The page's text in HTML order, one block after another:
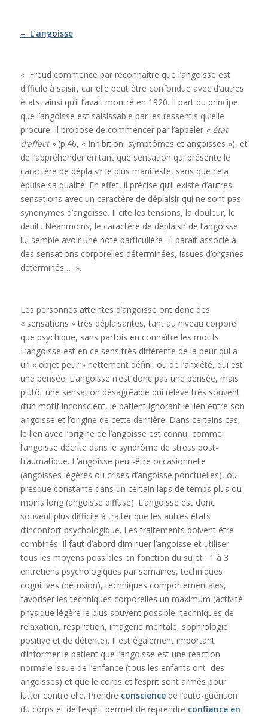
– L’angoisse
« Freud commence par reconnaître que l’angoisse est
difficile à saisir, car elle peut être confondue avec d’autres
états, ainsi qu’il l’avait montré en 1920. Il part du principe
que l’angoisse est saisissable par les ressentis qu’elle
procure. Il propose de commencer par l’appeler « état
d’affect »(p.46, « Inhibition, symptômes et angoisses »), et
de l’appréhender en tant que sensation qui présente le
caractère de déplaisir le plus manifeste, sans que cela
épuise sa qualité. En effet, il précise qu’il existe d’autres
sensations avec un caractère de déplaisir qui ne sont pas
synonymes d’angoisse. Il cite les tensions, la douleur, le
deuil…Néanmoins, le caractère de déplaisir de l’angoisse
lui semble avoir une note particulière : il paraît associé à
des sensations corporelles déterminées, issues d’organes
déterminés … ».
Les personnes atteintes d’angoisse ont donc des
« sensations » très déplaisantes, tant au niveau corporel
que psychique, sans parfois en connaître les motifs.
L’angoisse est en ce sens très différente de la peur qui a
un « objet peur » nettement défini, ou de l’anxiété, qui est
une pensée. L’angoisse n’est donc pas une pensée, mais
plutôt une sensation désagréable qui relève très souvent
d’un motif inconscient, le patient ignorant le lien entre son
angoisse et l’origine de cette dernière. Dans certains cas,
le lien avec l’origine de l’angoisse est connu, comme
l’angoisse décrite dans le syndrôme de stress post-
traumatique. L’angoisse peut-être occasionnelle
(angoisses légères ou crises d’angoisse ponctuelles), ou
presque constante dans un certain laps de temps plus ou
moins long (angoisse diffuse). L’angoisse est donc
souvent plus difficile à traiter que les autres états
d’inconfort psychologique. Les traitements doivent être
combinés. Il faut d’abord diminuer l’angoisse et utiliser
tous les moyens possibles en fonction du sujet : 1 à 3
entretiens psychologiques par semaines, techniques
cognitives (défusion), techniques comportementales,
favoriser les techniques corporelles un maximum (activité
physique légère le plus souvent possible, techniques de
relaxation, respiration, imagerie mentale, sophrologie
positive et de détente). Il est également important
d’informer le patient que l’angoisse est une réaction
normale issue de l’enfance (tous les enfants ont des
angoisses) et que le corps et l’esprit sont armés pour
lutter contre elle. Prendre consciencede l’auto-guérison
du corps et de l’esprit permet de reprendre confiance en